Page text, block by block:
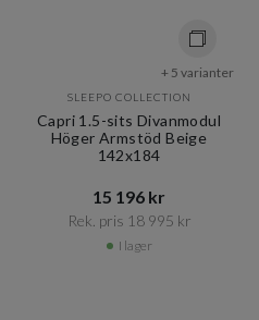
+ 5 varianter
SLEEPO COLLECTION
Capri 1.5-sits Divanmodul
Höger Armstöd Beige
142x184
15 196 kr​​
Rek. pris 18 995 kr​​
I lager